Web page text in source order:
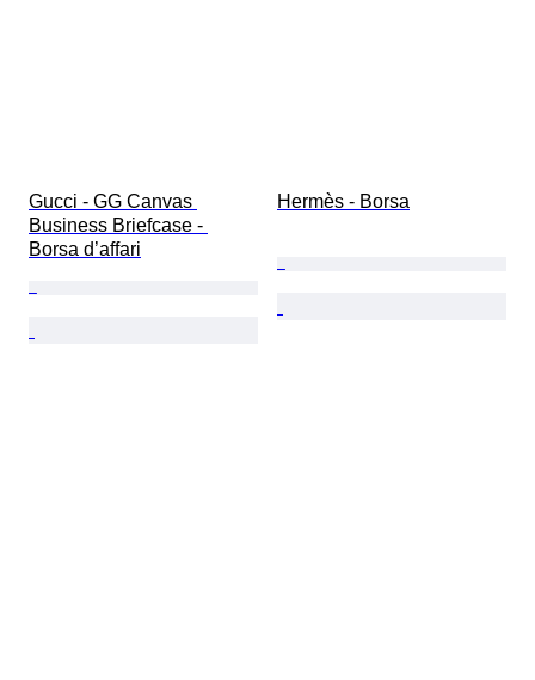
Gucci - GG Canvas
Business Briefcase -
Borsa d’affari
Hermès - Borsa